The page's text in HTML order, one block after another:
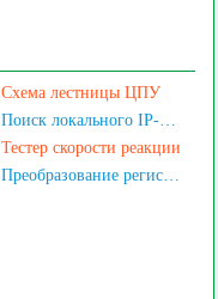
Схема лестницы ЦПУ
Поиск локального IP-адреса
Тестер скорости реакции
Преобразование регистра